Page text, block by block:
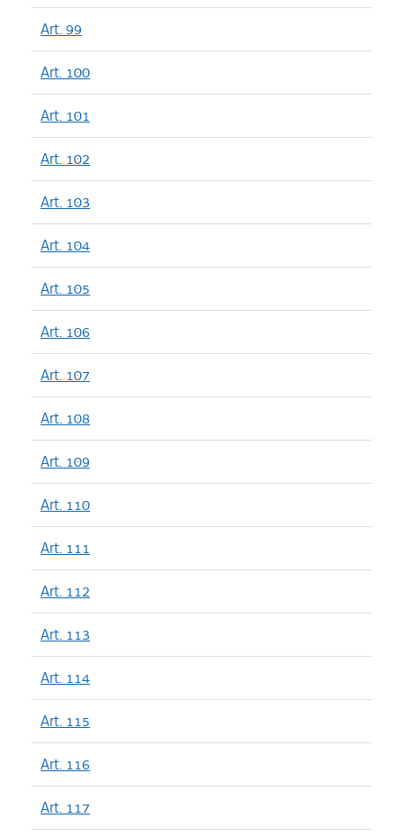
Art. 99
Art. 100
Art. 101
Art. 102
Art. 103
Art. 104
Art. 105
Art. 106
Art. 107
Art. 108
Art. 109
Art. 110
Art. 111
Art. 112
Art. 113
Art. 114
Art. 115
Art. 116
Art. 117